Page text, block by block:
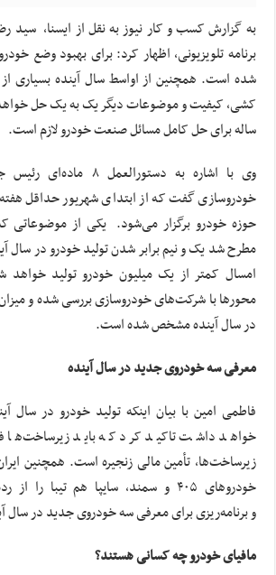
به گزارش کسب و کار نیوز به نقل از ایسنا، سید
برنامه تلویزیونی، اظهار کرد: برای بهبود وضع
شده است. همچنین از اواسط سال آینده بسیاری
کشی، کیفیت و موضوعات دیگر یک به یک حل
ساله برای حل کامل مسائل صنعت خودرو لازم است.
وی با اشاره به
خودروسازی گفت که از ابتدای شهریور حداقل
حوزه خودرو برگزار می‌شود. یکی از موضوعاتی
مطرح شد یک و نیم برابر شدن تولید خودرو در سال
امسال کمتر از یک میلیون خودرو تولید
محورها با شرکت‌های خودروسازی بررسی شده و
در سال آینده مشخص شده است.
معرفی سه خودروی جدید در سال آینده
خواهد داشت تاکید کرد که باید زیرساخت‌ها
زیرساخت‌ها، تأمین مالی زنجیره است. همچنین
خودروهای ۴۰۵ و سمند، سایپا هم تیبا
و برنامه‌ریزی برای معرفی سه خودروی جدید در سال
مافیای خودرو چه کسانی هستند؟